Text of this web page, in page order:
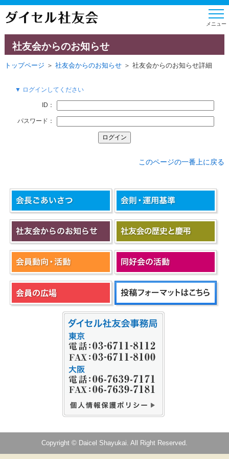
社友会からのお知らせ
トップページ ＞ 社友会からのお知らせ＞ 社友会からのお知らせ詳細
▼ ログインしてください
ID：
パスワード：
このページの一番上に戻る
Copyright © Daicel Shayukai. All Right Reserved.